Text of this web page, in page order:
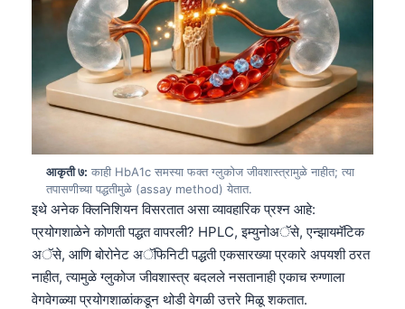
आकृती ७: काही HbA1c समस्या फक्त ग्लुकोज जीवशास्त्रामुळे नाहीत; त्या
तपासणीच्या पद्धतीमुळे (assay method) येतात.
इथे अनेक क्लिनिशियन विसरतात असा व्यावहारिक प्रश्न आहे:
प्रयोगशाळेने कोणती पद्धत वापरली? HPLC, इम्युनोअॅसे, एन्झायमॅटिक
अॅसे, आणि बोरोनेट अॅफिनिटी पद्धती एकसारख्या प्रकारे अपयशी ठरत
नाहीत, त्यामुळे ग्लुकोज जीवशास्त्र बदलले नसतानाही एकाच रुग्णाला
वेगवेगळ्या प्रयोगशाळांकडून थोडी वेगळी उत्तरे मिळू शकतात.
Slovenčina
كوردی‎
پښتو
سنڌي
සිංහල
Galego
Latviešu valoda
Македонски јазик
Euskara